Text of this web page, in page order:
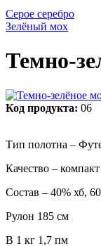
Серое серебро
Зелёный мох
Темно-
Код продукта: 06
Тип полотна –
Качество –
Состав – 40% хб,
Рулон 185 см
В 1 кг 1,7 пм